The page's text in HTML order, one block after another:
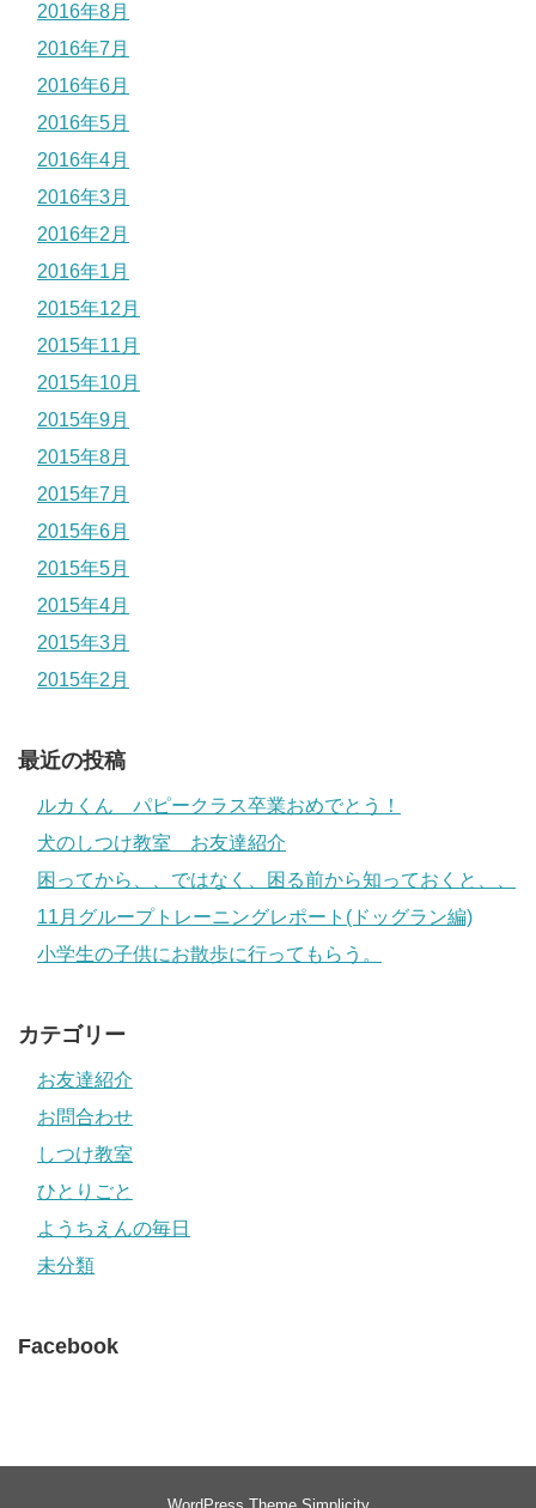
2016年8月
2016年7月
2016年6月
2016年5月
2016年4月
2016年3月
2016年2月
2016年1月
2015年12月
2015年11月
2015年10月
2015年9月
2015年8月
2015年7月
2015年6月
2015年5月
2015年4月
2015年3月
2015年2月
最近の投稿
ルカくん パピークラス卒業おめでとう！
犬のしつけ教室 お友達紹介
困ってから、、ではなく、困る前から知っておくと、、
11月グループトレーニングレポート(ドッグラン編)
小学生の子供にお散歩に行ってもらう。
カテゴリー
お友達紹介
お問合わせ
しつけ教室
ひとりごと
ようちえんの毎日
未分類
Facebook